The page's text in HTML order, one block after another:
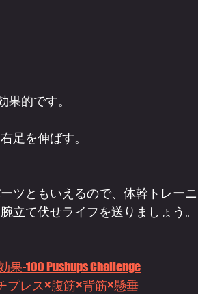
的です。
足を伸ばす。
ツともいえるので、体幹トレーニ
立て伏せライフを送りましょう。
-100 Pushups Challenge
プレス×腹筋×背筋×懸垂